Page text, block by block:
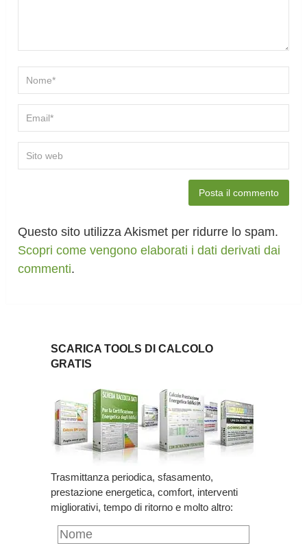
Questo sito utilizza Akismet per ridurre lo spam.
Scopri come vengono elaborati i dati derivati dai
commenti.
SCARICA TOOLS DI CALCOLO
GRATIS
Trasmittanza periodica, sfasamento,
prestazione energetica, comfort, interventi
migliorativi, tempo di ritorno e molto altro: